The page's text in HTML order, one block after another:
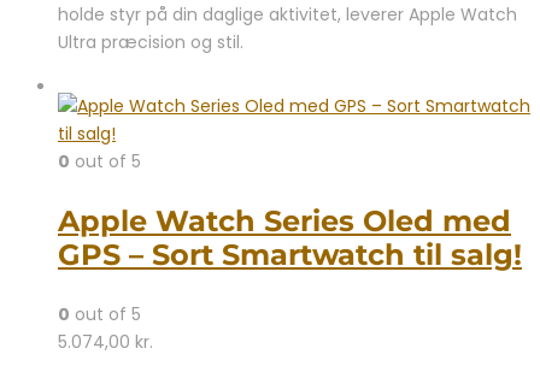
holde styr på din daglige aktivitet, leverer Apple Watch
Ultra præcision og stil.
0 out of 5
Apple Watch Series Oled med
GPS – Sort Smartwatch til salg!
0 out of 5
5.074,00 kr.